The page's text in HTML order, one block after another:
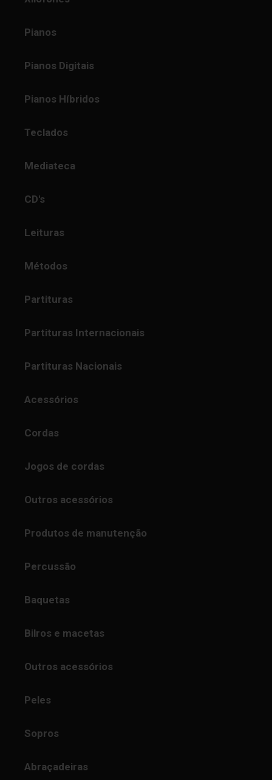
Pianos
Pianos Digitais
Pianos Híbridos
Teclados
Mediateca
CD's
Leituras
Métodos
Partituras
Partituras Internacionais
Partituras Nacionais
Acessórios
Cordas
Jogos de cordas
Outros acessórios
Produtos de manutenção
Percussão
Baquetas
Bilros e macetas
Outros acessórios
Peles
Sopros
Abraçadeiras